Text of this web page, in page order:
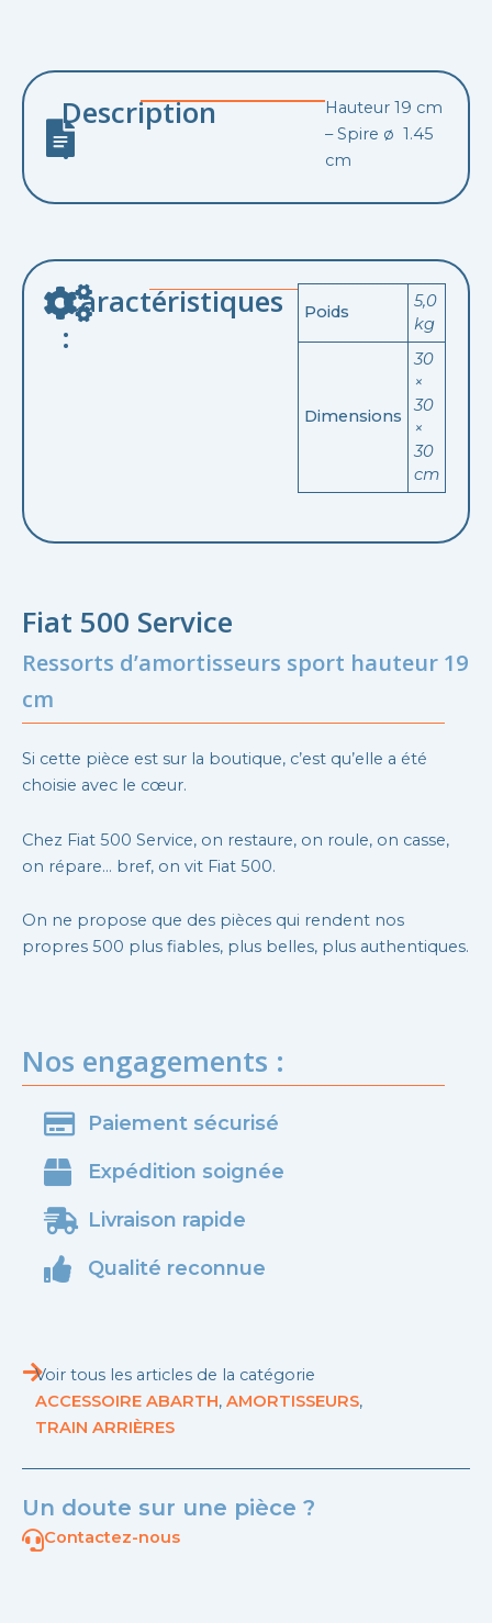
Description
:
Hauteur 19 cm
– Spire ø 1.45
cm
Caractéristiques
:
Poids
5,0
kg
Dimensions
30
×
30
×
30
cm
Fiat 500 Service
Ressorts d’amortisseurs sport hauteur 19
cm
Si cette pièce est sur la boutique, c’est qu’elle a été
choisie avec le cœur.
Chez Fiat 500 Service, on restaure, on roule, on casse,
on répare… bref, on vit Fiat 500.
On ne propose que des pièces qui rendent nos
propres 500 plus fiables, plus belles, plus authentiques.
Nos engagements :
Paiement sécurisé
Expédition soignée
Livraison rapide
Qualité reconnue
Voir tous les articles de la catégorie
ACCESSOIRE ABARTH, AMORTISSEURS,
TRAIN ARRIÈRES
Un doute sur une pièce ?
Contactez-nous